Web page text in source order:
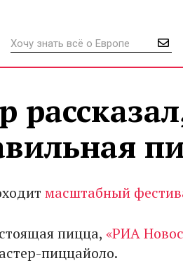
масштабный
пицца, «РИА
пиццайоло.